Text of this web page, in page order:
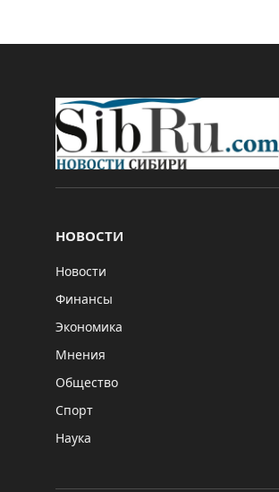
НОВОСТИ
Новости
Финансы
Экономика
Мнения
Общество
Спорт
Наука